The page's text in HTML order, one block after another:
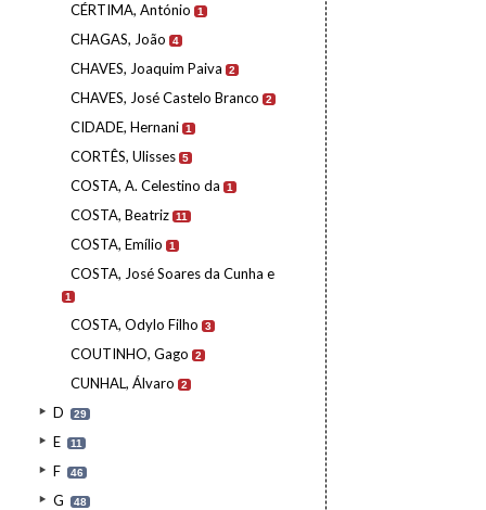
CÉRTIMA, António 1
CHAGAS, João 4
CHAVES, Joaquim Paiva 2
CHAVES, José Castelo Branco 2
CIDADE, Hernani 1
CORTÊS, Ulisses 5
COSTA, A. Celestino da 1
COSTA, Beatriz 11
COSTA, Emílio 1
COSTA, José Soares da Cunha e
1
COSTA, Odylo Filho 3
COUTINHO, Gago 2
CUNHAL, Álvaro 2
D 29
E 11
F 46
G 48